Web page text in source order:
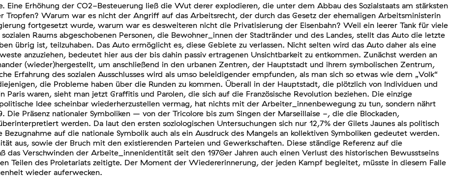
Eine Erhöhung der CO2-Besteuerung ließ die Wut derer explodieren, die unter dem Abbau des Sozialstaats am stärksten
Warum war es nicht der Angriff auf das Arbeitsrecht, der durch das Gesetz der ehemaligen Arbeitsministerin
fortgesetzt wurde, warum war es desweiteren nicht die Privatisierung der Eisenbahn? Weil ein leerer Tank für viele
Raums abgeschobenen Personen, die Bewohner_innen der Stadtränder und des Landes, stellt das Auto die letzte
übrig ist, teilzuhaben. Das Auto ermöglicht es, diese Gebiete zu verlassen. Nicht selten wird das Auto daher als eine
anzuziehen, bedeutet hier aus der bis dahin passiv ertragenen Unsichtbarkeit zu entkommen. Zunächst werden an
(wieder)hergestellt, um anschließend in den urbanen Zentren, der Hauptstadt und ihrem symbolischen Zentrum,
Erfahrung des sozialen Ausschlusses wird als umso beleidigender empfunden, als man sich so etwas wie dem „Volk“
die Probleme haben über die Runden zu kommen. Überall in der Hauptstadt, die plötzlich von Individuen und
waren, sieht man jetzt Graffitis und Parolen, die sich auf die Französische Revolution beziehen. Die einzige
Idee scheinbar wiederherzustellen vermag, hat nichts mit der Arbeiter_innenbewegung zu tun, sondern nährt
Die Präsenz nationaler Symboliken – von der Tricolore bis zum Singen der Marseillaise -, die die Blockaden,
werden. Da laut den ersten soziologischen Untersuchungen sich nur 12,7% der Gilets Jaunes als politisch
Bezugnahme auf die nationale Symbolik auch als ein Ausdruck des Mangels an kollektiven Symboliken gedeutet werden.
aus, sowie der Bruch mit den existierenden Parteien und Gewerkschaften. Diese ständige Referenz auf die
das Verschwinden der Arbeite_innenidentität seit den 1970er Jahren auch einen Verlust des historischen Bewusstseins
Teilen des Proletariats zeitigte. Der Moment der Wiedererinnerung, der jeden Kampf begleitet, müsste in diesem Falle
wieder auferwecken.